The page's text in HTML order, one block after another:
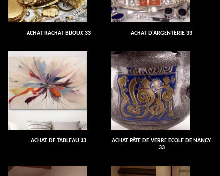
ACHAT RACHAT BIJOUX 33 ACHAT D'ARGENTERIE 33
ACHAT DE TABLEAU 33
ACHAT PÂTE DE VERRE ECOLE DE NANCY
33